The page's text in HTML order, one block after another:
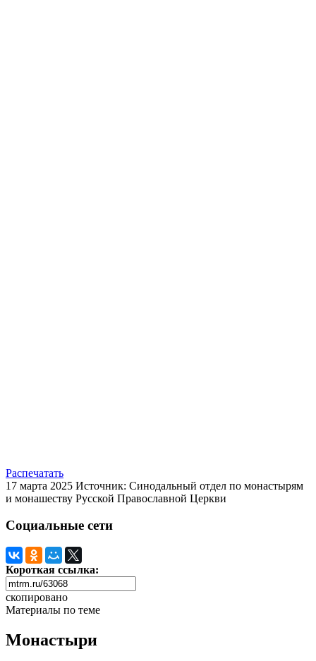
Распечатать
17 марта 2025 Источник: Синодальный отдел по монастырям
и монашеству Русской Православной Церкви
Социальные сети
Короткая ссылка:
скопировано
Материалы по теме
Монастыри